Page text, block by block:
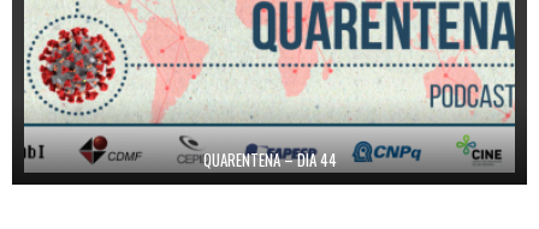
QUARENTENA – DIA 44